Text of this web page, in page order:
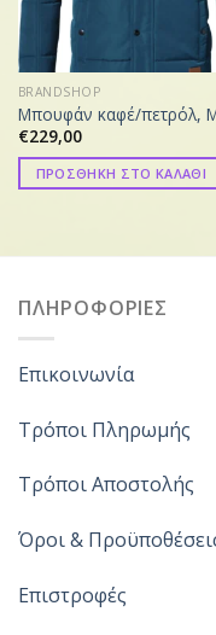
BRANDSHOP
Μπουφάν καφέ/πετρόλ,
€229,00
ΠΡΟΣΘΗΚΗ ΣΤΟ ΚΑΛΑΘΙ
ΠΛΗΡΟΦΟΡΙΕΣ
Επικοινωνία
Τρόποι Πληρωμής
Τρόποι Αποστολής
Όροι &
Επιστροφές